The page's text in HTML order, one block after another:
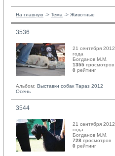
На главную -> Тема -> Животные
3536
21 сентября 2012
года
Богданов М.М.
1355 просмотров
0 рейтинг
Альбом: Выставки собак Тараз 2012
Осень
3544
21 сентября 2012
года
Богданов М.М.
728 просмотров
0 рейтинг